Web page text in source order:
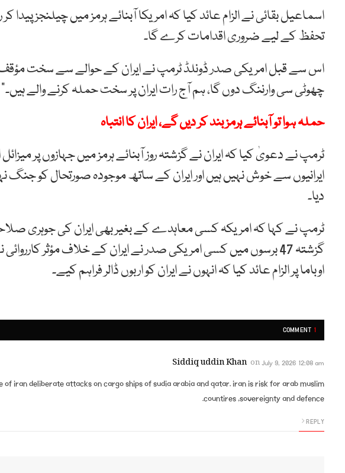
اسماعیل بقائی نے الزام عائد کیا کہ امریکا آبنائے ہرمز میں چیلنجز پیدا
تحفظ کے لیے ضروری اقدامات کرے گا۔
اس سے قبل امریکی صدر ڈونلڈ ٹرمپ نے ایران کے حوالے سے سخت
چھوٹی سی وارننگ دوں گا، ہم آج رات ایران پر سخت حملہ کرنے والے ہیں۔”
حملہ ہوا تو آبنائے ہرمز بند کر دیں گے، ایران کا انتباہ
ٹرمپ نے دعویٰ کیا کہ ایران نے گزشتہ روز آبنائے ہرمز میں جہازوں پر
ایرانیوں سے خوش نہیں ہیں اور ایران کے ساتھ موجودہ صورتحال کو جنگ
دیا۔
ٹرمپ نے کہا کہ امریکہ کسی معاہدے کے بغیر بھی ایران کی جوہری
گزشتہ 47 برسوں میں کسی امریکی صدر نے ایران کے خلاف مؤثر
اوباما پر الزام عائد کیا کہ انہوں نے ایران کو اربوں ڈالر فراہم کیے۔
1
Siddiq uddin Khan onJuly 9, 2026 12:08 am
of iran deliberate attacks on cargo ships of sudia arabia and qatar. iran is risk for arab muslim
countires ,sovereignty and defence.
REPLY